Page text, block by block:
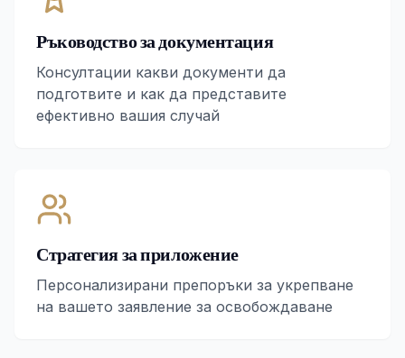
Ръководство за документация
Консултации какви документи да
подготвите и как да представите
ефективно вашия случай
Стратегия за приложение
Персонализирани препоръки за укрепване
на вашето заявление за освобождаване